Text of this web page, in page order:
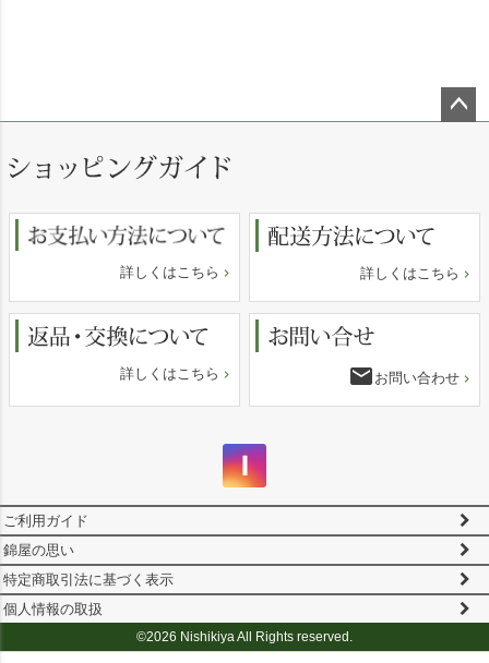
詳しくはこちら 詳しくはこちら
詳しくはこちら email お問い合わせ
ご利用ガイド
錦屋の思い
特定商取引法に基づく表示
個人情報の取扱
©2026 Nishikiya All Rights reserved.